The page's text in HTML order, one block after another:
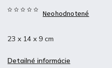
Neohodnotené
23 x 14 x 9 cm
Detailné informácie